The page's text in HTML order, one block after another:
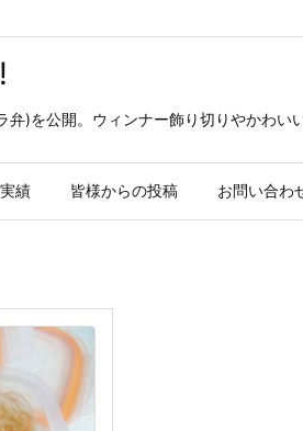
)を公開。ウィンナー飾り切りやかわい
績 皆様からの投稿 お問い合わ